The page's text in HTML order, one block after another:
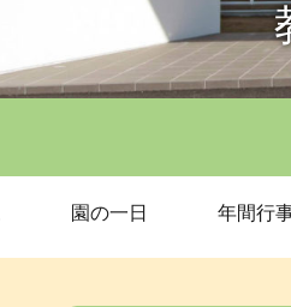
園の一日 年間行